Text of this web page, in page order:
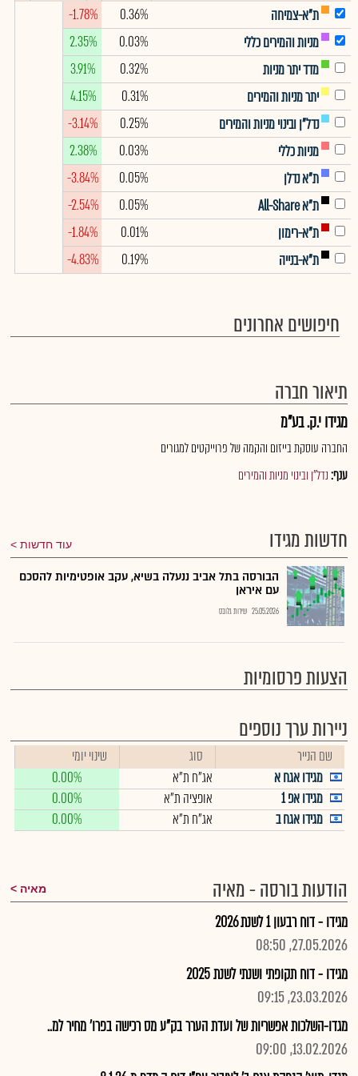
ת"א-צמיחה
0.36%
-1.78%
מניות והמירים כללי
0.03%
2.35%
מדד יתר מניות
0.32%
3.91%
יתר מניות והמירים
0.31%
4.15%
נדל"ן ובינוי מניות והמירים
0.25%
-3.14%
מניות כללי
0.03%
2.38%
ת"א נדלן
0.05%
-3.84%
ת"א All-Share
0.05%
-2.54%
ת"א-רימון
0.01%
-1.84%
ת"א-בנייה
0.19%
-4.83%
חיפושים אחרונים
תיאור חברה
מגידו י.ק. בע"מ
החברה עוסקת בייזום והקמה של פרוייקטים למגורים
ענף:נדל"ן ובינוי מניות והמירים
חדשות מגידו עוד חדשות
הבורסה בתל אביב ננעלה בשיא, עקב אופטימיות להסכם
עם איראן
25.05.2026 שירות גלובס
הצעות פרסומיות
ניירות ערך נוספים
שם הנייר סוג
שינוי יומי
מגידו אגח א
אג"ח ת"א
0.00%
מגידו אפ 1
אופציה ת"א
0.00%
מגידו אגח ב
אג"ח ת"א 0.00%
הודעות בורסה - מאיה מאיה
מגידו - דוח רבעון 1 לשנת 2026
27.05.2026, 08:50
מגידו - דוח תקופתי ושנתי לשנת 2025
23.03.2026, 09:15
מגדו-השלכות אפשריות של ועדת הערר בק"ע מס רכישה בפרו' מחיר למ..
13.02.2026, 09:00